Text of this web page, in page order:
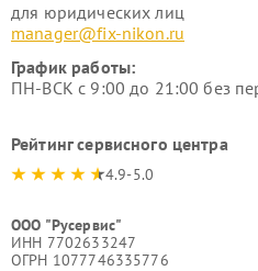
для юридических лиц
manager@fix-nikon.ru
График работы:
ПН-ВСК с 9:00 до 21:00 без
Рейтинг сервисного центра
4.9-5.0
ООО "Русервис"
ИНН 7702633247
ОГРН 1077746335776